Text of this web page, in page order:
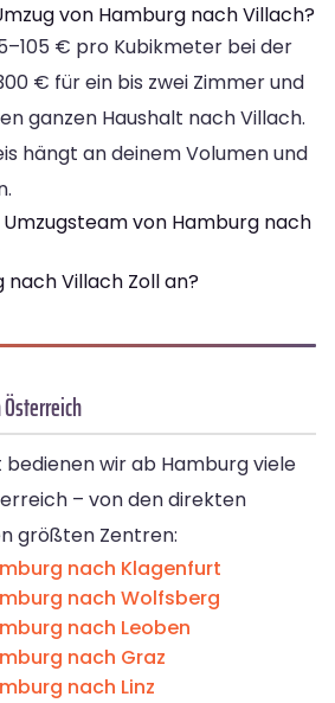
von Hamburg nach Villach?
€ pro Kubikmeter bei der
€ für ein bis zwei Zimmer und
ganzen Haushalt nach Villach.
hängt an deinem Volumen und
von Hamburg nach
nach Villach Zoll an?
bedienen wir ab Hamburg viele
– von den direkten
größten Zentren:
nach Klagenfurt
nach Wolfsberg
nach Leoben
nach Graz
nach Linz